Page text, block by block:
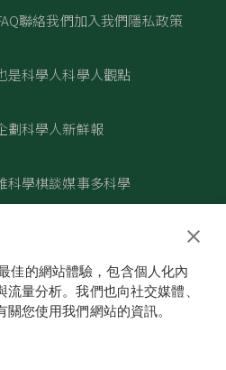
聯絡我們加入我們隱私政策
是科學人科學人觀點
劃科學人新鮮報
科學棋談媒事多科學
佳的網站體驗，包含個人化內
量分析。我們也向社交媒體、
您使用我們網站的資訊。